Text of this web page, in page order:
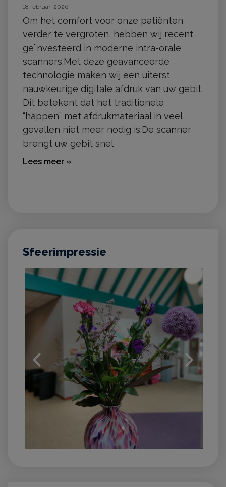
18 februari 2026
Om het comfort voor onze patiënten
verder te vergroten, hebben wij recent
geïnvesteerd in moderne intra-orale
scanners.Met deze geavanceerde
technologie maken wij een uiterst
nauwkeurige digitale afdruk van uw gebit.
Dit betekent dat het traditionele
“happen” met afdrukmateriaal in veel
gevallen niet meer nodig is.De scanner
brengt uw gebit snel
Lees meer »
Sfeerimpressie